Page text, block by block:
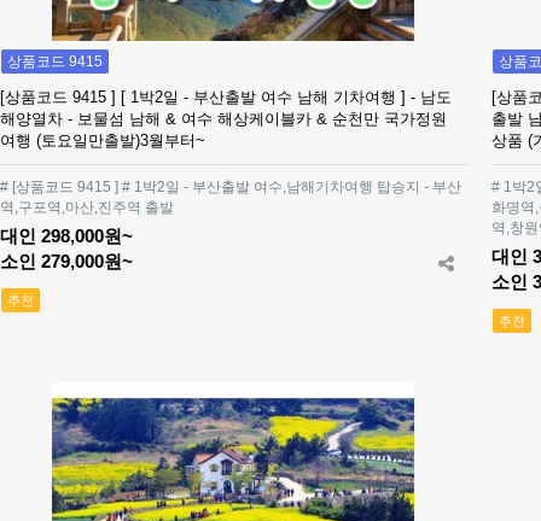
상품코드 9415
[상품코드 9415 ] [ 1박2일 - 부산출발 여수 남해 기차여행 ] - 남도
해양열차 - 보물섬 남해 & 여수 해상케이블카 & 순천만 국가정원
여행 (토요일만출발)3월부터~
# [상품코드 9415 ] # 1박2일 - 부산출발 여수,남해기차여행 탑승지 - 부산
역,구포역,마산,진주역 출발
대인 298,000원~
소인 279,000원~
추천
상품
[상품
출발
상품 (
# 1박2
화명역
역,창
대인
소인
추천